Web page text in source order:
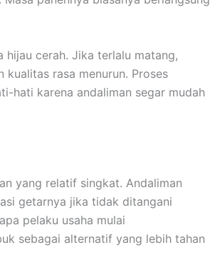
hijau cerah. Jika terlalu matang,
kualitas rasa menurun. Proses
hati karena andaliman segar mudah
yang relatif singkat. Andaliman
getarnya jika tidak ditangani
pelaku usaha mulai
sebagai alternatif yang lebih tahan